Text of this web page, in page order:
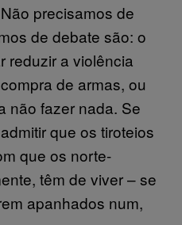
precisamos de
de debate são: o
reduzir a violência
de armas, ou
não fazer nada. Se
que os tiroteios
que os norte-
têm de viver – se
apanhados num,